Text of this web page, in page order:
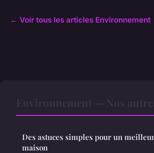
← Voir tous les articles Environnement
Des astuces simples pour un
maison